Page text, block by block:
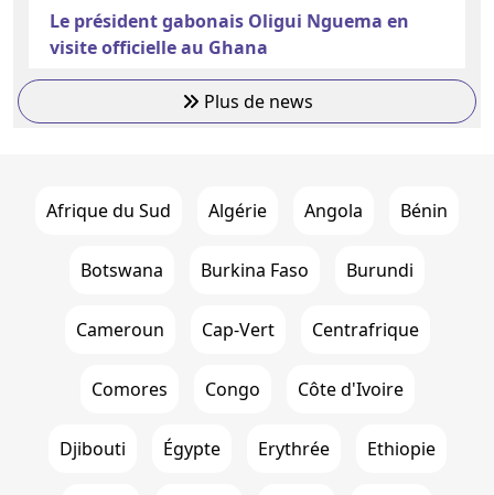
Le président gabonais Oligui Nguema en
visite officielle au Ghana
Plus de news
Afrique du Sud Algérie Angola Bénin
Botswana Burkina Faso Burundi
Cameroun Cap-Vert Centrafrique
Comores Congo Côte d'Ivoire
Djibouti Égypte Erythrée Ethiopie